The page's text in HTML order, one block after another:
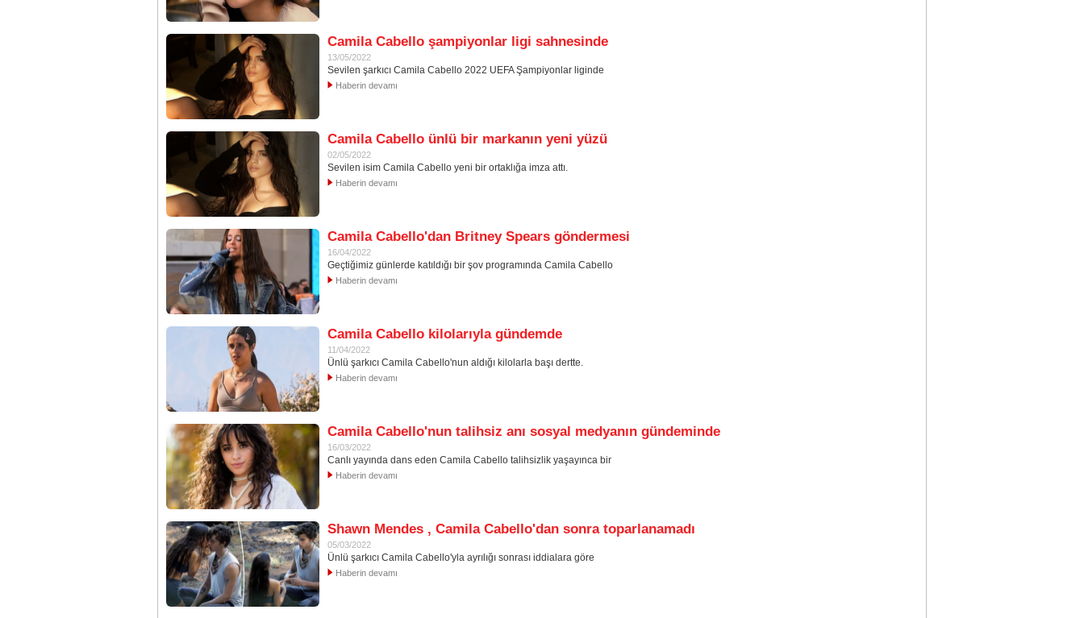
Camila Cabello şampiyonlar ligi sahnesinde
13/05/2022
Sevilen şarkıcı Camila Cabello 2022 UEFA Şampiyonlar liginde
Haberin devamı
Camila Cabello ünlü bir markanın yeni yüzü
02/05/2022
Sevilen isim Camila Cabello yeni bir ortaklığa imza attı.
Haberin devamı
Camila Cabello'dan Britney Spears göndermesi
16/04/2022
Geçtiğimiz günlerde katıldığı bir şov programında Camila Cabello
Haberin devamı
Camila Cabello kilolarıyla gündemde
11/04/2022
Ünlü şarkıcı Camila Cabello'nun aldığı kilolarla başı dertte.
Haberin devamı
Camila Cabello'nun talihsiz anı sosyal medyanın gündeminde
16/03/2022
Canlı yayında dans eden Camila Cabello talihsizlik yaşayınca bir
Haberin devamı
Shawn Mendes , Camila Cabello'dan sonra toparlanamadı
05/03/2022
Ünlü şarkıcı Camila Cabello'yla ayrılığı sonrası iddialara göre
Haberin devamı